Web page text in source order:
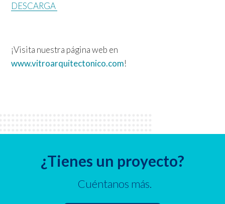
DESCARGA
¡Visita nuestra página web en
www.vitroarquitectonico.com!
¿Tienes un proyecto?
Cuéntanos más.